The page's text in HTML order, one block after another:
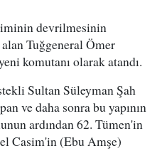
devrilmesinin
alan Tuğgeneral Ömer
komutanı olarak atandı.
Sultan Süleyman Şah
ve daha sonra bu yapının
ardından 62. Tümen'in
Casim'in (Ebu Amşe)